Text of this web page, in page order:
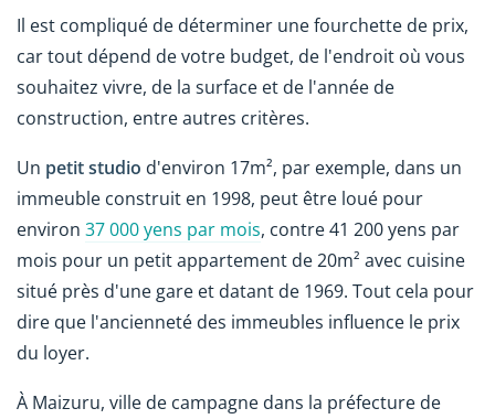
Il est compliqué de déterminer une fourchette de prix,
car tout dépend de votre budget, de l'endroit où vous
souhaitez vivre, de la surface et de l'année de
construction, entre autres critères.
Un petit studio d'environ 17m², par exemple, dans un
immeuble construit en 1998, peut être loué pour
environ 37 000 yens par mois, contre 41 200 yens par
mois pour un petit appartement de 20m² avec cuisine
situé près d'une gare et datant de 1969. Tout cela pour
dire que l'ancienneté des immeubles influence le prix
du loyer.
À Maizuru, ville de campagne dans la préfecture de